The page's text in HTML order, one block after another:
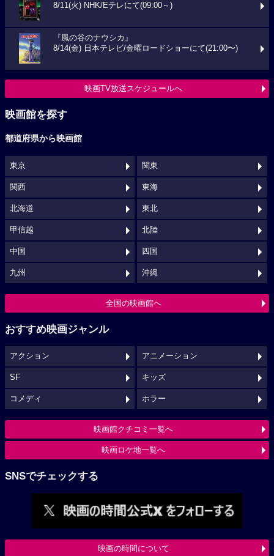
8/11(火) NHK/Eテレにて(09:00～)
『風の谷のナウシカ』
8/14(金) 日本テレビ/金曜ロードショーにて(21:00〜)
映画TV放送スケジュールへ
映画館を探す
都道府県から映画館
東京 関東
関西 東海
北海道 東北
甲信越 北陸
中国 四国
九州 沖縄
全国の映画館へ
おすすめ映画ジャンル
アクション アニメーション
SF キッズ
コメディ ホラー
映画館クチコミ一覧へ
映画ロケ地一覧へ
SNSでチェックする
映画の時間について